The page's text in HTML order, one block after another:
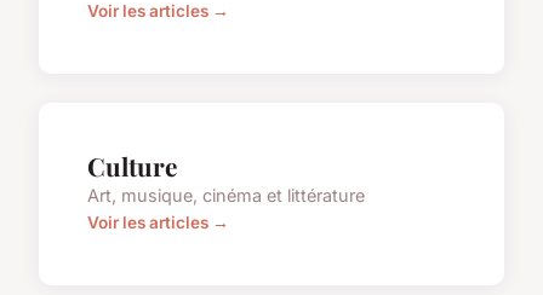
Voir les articles →
Culture
Art, musique, cinéma et littérature
Voir les articles →